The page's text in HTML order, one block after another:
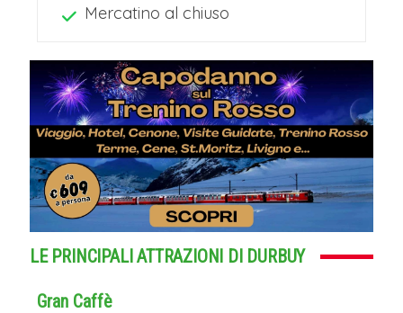
Mercatino al chiuso
LE PRINCIPALI ATTRAZIONI DI DURBUY
Gran Caffè